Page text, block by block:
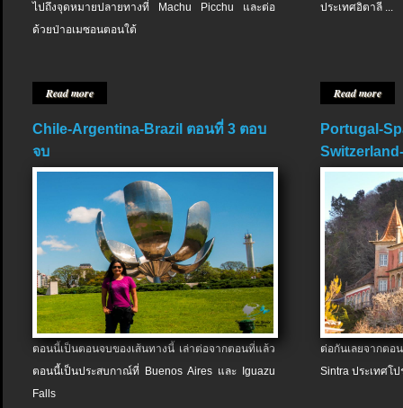
ไปถึงจุดหมายปลายทางที่ Machu Picchu และต่อ
ด้วยป่าอเมซอนตอนใต้
Read more
ประเทศอิตาลี ...
Read more
Chile-Argentina-Brazil ตอนที่ 3 ตอบ
จบ
ตอนนี้เป็นตอนจบของเส้นทางนี้ เล่าต่อจากตอนที่แล้ว
ตอนนี้เป็นประสบกาณ์ที่ Buenos Aires และ Iguazu
Falls
Portugal-
ต่อกันเลยจากต
Sintra ประเทศโป